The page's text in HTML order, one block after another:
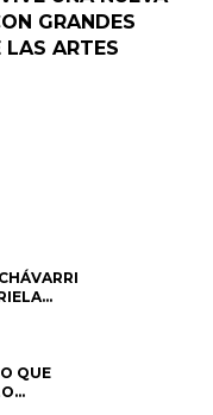
GRANDES
LAS ARTES
QUE
“UNA